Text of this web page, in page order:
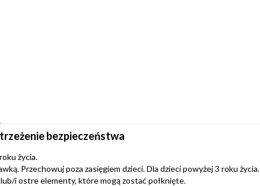
bezpieczeństwa
życia.
Przechowuj poza zasięgiem dzieci. Dla dzieci powyżej 3 roku życia.
lub/i ostre elementy, które mogą zostać połknięte.